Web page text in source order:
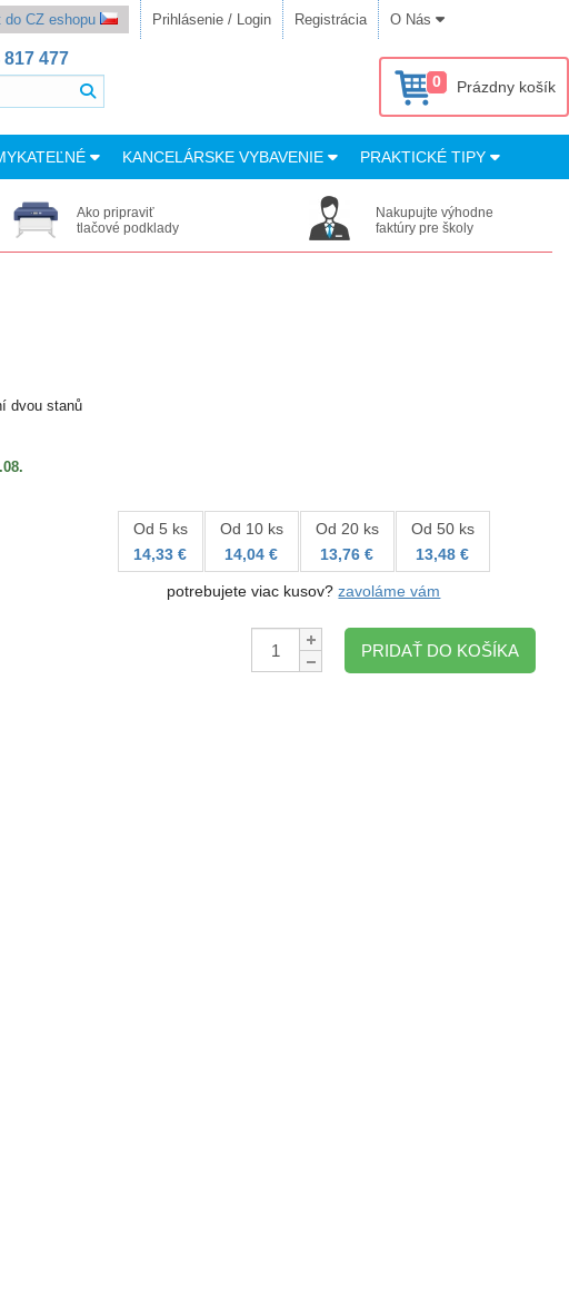
do CZ eshopu Prihlásenie / Login Registrácia O Nás
817 477
0 Prázdny košík
KANCELÁRSKE VYBAVENIE PRAKTICKÉ TIPY
Ako pripraviť
tlačové podklady
Nakupujte výhodne
faktúry pre školy
dvou stanů
Od 5 ks
14,33 €
Od 10 ks
14,04 €
Od 20 ks
13,76 €
Od 50 ks
13,48 €
potrebujete viac kusov?zavoláme vám
Množstvo:
PRIDAŤ DO KOŠÍKA